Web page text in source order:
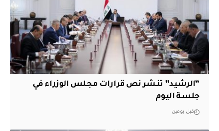
“الرشيد” تنشر نص قرارات مجلس الوزراء في
جلسة اليوم
قبل يومين